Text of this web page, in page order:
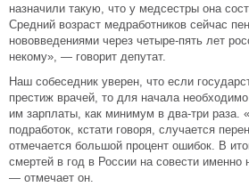
назначили такую, что у медсестры она
Средний возраст медработников сейчас
нововведениями через четыре-пять лет
некому», — говорит депутат.
Наш собеседник уверен, что если
престиж врачей, то для начала
им зарплаты, как минимум в два-три раза.
подработок, кстати говоря, случается
отмечается большой процент ошибок. В
смертей в год в России на совести именно
— отмечает он.